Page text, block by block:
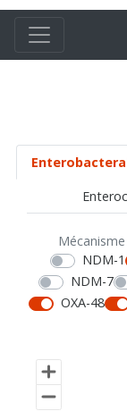
NDM-1
NDM-7
OXA-48